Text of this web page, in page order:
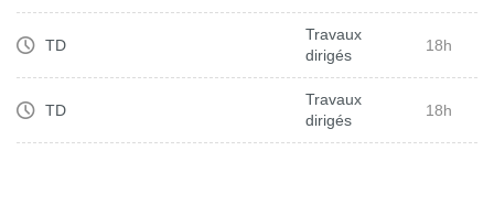
TD
Travaux
dirigés
18h
TD
Travaux
dirigés
18h